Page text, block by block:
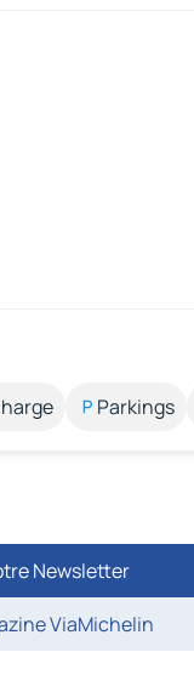
Parkings
Newsletter
ViaMichelin